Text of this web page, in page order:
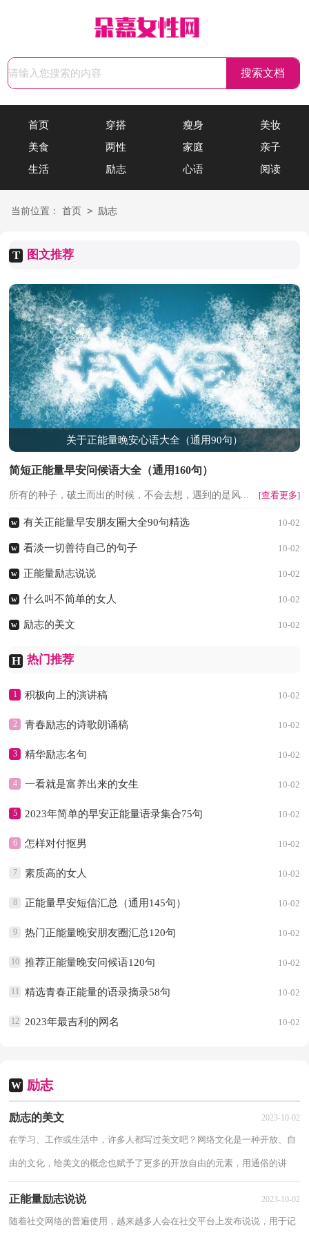
首页 穿搭 瘦身
美妆
美食
两性 家庭
亲子
生活
励志 心语 阅读
当前位置： 首页 > 励志
T 图文推荐
关于正能量晚安心语大全（通用90句）
简短正能量早安问候语大全（通用160句）
所有的种子，破土而出的时候，不会去想，遇到的是风... [查看更多]
w 有关正能量早安朋友圈大全90句精选 10-02
w 看淡一切善待自己的句子 10-02
w 正能量励志说说 10-02
w 什么叫不简单的女人 10-02
w 励志的美文 10-02
H 热门推荐
1 10-02
积极向上的演讲稿
2 10-02
青春励志的诗歌朗诵稿
3 10-02
精华励志名句
4 10-02
一看就是富养出来的女生
5 10-02
2023年简单的早安正能量语录集合75句
6 10-02
怎样对付抠男
7 10-02
素质高的女人
8 10-02
正能量早安短信汇总（通用145句）
9 10-02
热门正能量晚安朋友圈汇总120句
10 10-02
推荐正能量晚安问候语120句
11 10-02
精选青春正能量的语录摘录58句
12 10-02
2023年最吉利的网名
W 励志
励志的美文 2023-10-02
在学习、工作或生活中，许多人都写过美文吧？网络文化是一种开放、自
由的文化，给美文的概念也赋予了更多的开放自由的元素，用通俗的讲
正能量励志说说 2023-10-02
随着社交网络的普遍使用，越来越多人会在社交平台上发布说说，用于记